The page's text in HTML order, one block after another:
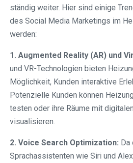
ständig weiter. Hier sind einige
des Social Media Marketings im
werden:
1. Augmented Reality (AR) und
und VR-Technologien bieten
Möglichkeit, Kunden interaktive
Potenzielle Kunden können
testen oder ihre Räume mit
visualisieren.
2. Voice Search Optimization:
Sprachassistenten wie Siri und